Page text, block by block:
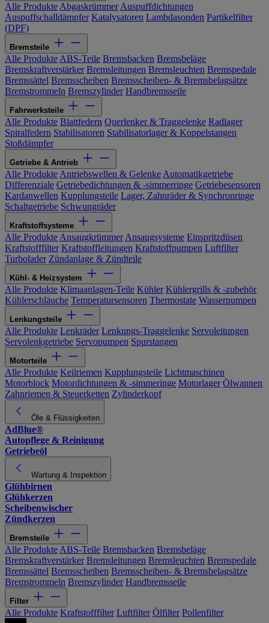
Alle Produkte Abgaskrümmer Auspuffdichtungen
Auspuffschalldämpfer Katalysatoren Lambdasonden Partikelfilter
(DPF)
Bremsteile
Alle Produkte ABS-Teile Bremsbacken Bremsbeläge
Bremskraftverstärker Bremsleitungen Bremsleuchten Bremspedale
Bremssättel Bremsscheiben Bremsscheiben- & Bremsbelagsätze
Bremstrommeln Bremszylinder Handbremsseile
Fahrwerksteile
Alle Produkte Blattfedern Querlenker & Traggelenke Radlager
Spiralfedern Stabilisatoren Stabilisatorlager & Koppelstangen
Stoßdämpfer
Getriebe & Antrieb
Alle Produkte Antriebswellen & Gelenke Automatikgetriebe
Differenziale Getriebedichtungen & -simmerringe Getriebesensoren
Kardanwellen Kupplungsteile Lager, Zahnräder & Synchronringe
Schaltgetriebe Schwungräder
Kraftstoffsysteme
Alle Produkte Ansaugkrümmer Ansaugsysteme Einspritzdüsen
Kraftstofffilter Kraftstoffleitungen Kraftstoffpumpen Luftfilter
Turbolader Zündanlage & Zündteile
Kühl- & Heizsystem
Alle Produkte Klimaanlagen-Teile Kühler Kühlergrills & -zubehör
Kühlerschläuche Temperatursensoren Thermostate Wasserpumpen
Lenkungsteile
Alle Produkte Lenkräder Lenkungs-Traggelenke Servoleitungen
Servolenkgetriebe Servopumpen Spurstangen
Motorteile
Alle Produkte Keilriemen Kupplungsteile Lichtmaschinen
Motorblock Motordichtungen & -simmeringe Motorlager Ölwannen
Zahnriemen & Steuerketten Zylinderkopf
Öle & Flüssigkeiten
AdBlue®
Autopflege & Reinigung
Getriebeöl
Wartung & Inspektion
Glühbirnen
Glühkerzen
Scheibenwischer
Zündkerzen
Bremsteile
Alle Produkte ABS-Teile Bremsbacken Bremsbeläge
Bremskraftverstärker Bremsleitungen Bremsleuchten Bremspedale
Bremssättel Bremsscheiben Bremsscheiben- & Bremsbelagsätze
Bremstrommeln Bremszylinder Handbremsseile
Filter
Alle Produkte Kraftstofffilter Luftfilter Ölfilter Pollenfilter